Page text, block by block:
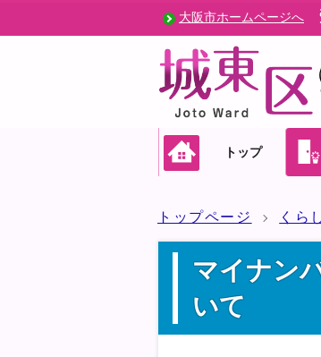
大阪市ホームページへ
トップ
トップページ くら
マイナン
いて